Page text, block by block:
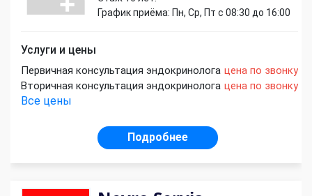
График приёма: Пн, Ср, Пт с 08:30 до 16:00
Услуги и цены
Первичная консультация эндокринолога цена по звонку
Вторичная консультация эндокринолога цена по звонку
Все цены
Подробнее